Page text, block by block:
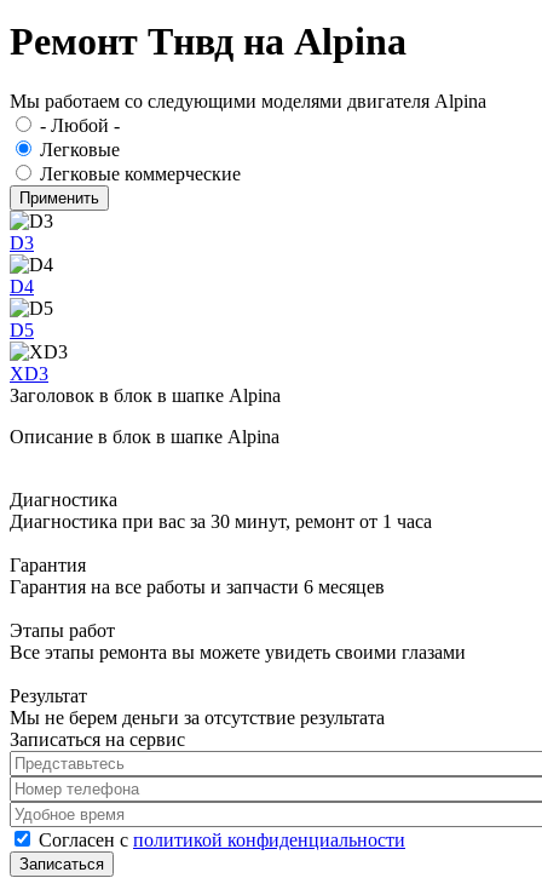
Ремонт Тнвд на Alpina
Мы работаем со следующими моделями двигателя Alpina
- Любой -
Легковые
Легковые коммерческие
D3
D4
D5
XD3
Заголовок в блок в шапке Alpina
Описание в блок в шапке Alpina
Диагностика
Диагностика при вас за 30 минут, ремонт от 1 часа
Гарантия
Гарантия на все работы и запчасти 6 месяцев
Этапы работ
Все этапы ремонта вы можете увидеть своими глазами
Результат
Мы не берем деньги за отсутствие результата
Записаться на сервис
Представьтесь
Номер телефона
Удобное время
Согласен с политикой конфиденциальности*
Согласен с политикой конфиденциальности